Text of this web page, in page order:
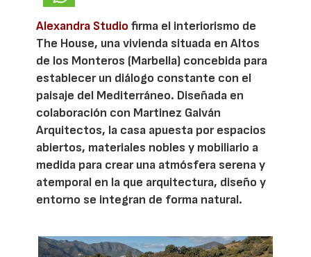
Alexandra Studio firma el interiorismo de
The House, una vivienda situada en Altos
de los Monteros (Marbella) concebida para
establecer un diálogo constante con el
paisaje del Mediterráneo. Diseñada en
colaboración con Martinez Galván
Arquitectos, la casa apuesta por espacios
abiertos, materiales nobles y mobiliario a
medida para crear una atmósfera serena y
atemporal en la que arquitectura, diseño y
entorno se integran de forma natural.